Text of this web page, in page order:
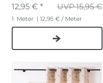
UVP 15,95 €
12,95 € *
1 Meter | 12,95 € / Meter